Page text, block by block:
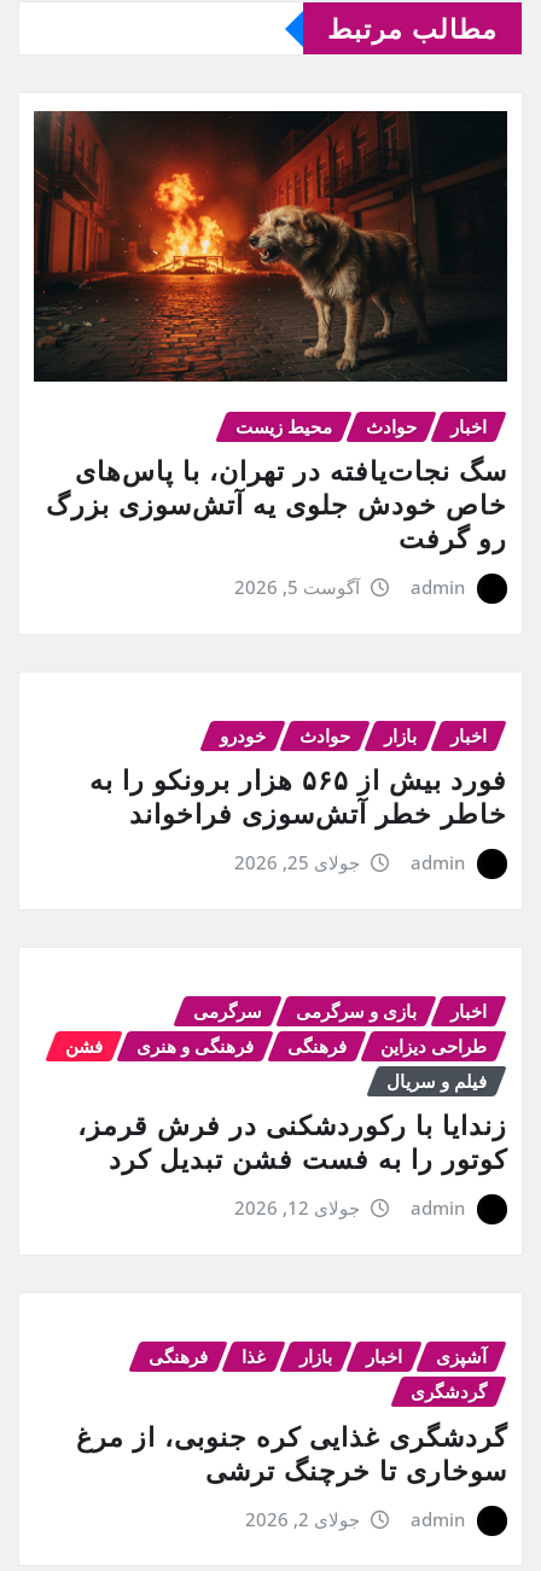
مطالب مرتبط
اخبار حوادث محیط زیست
سگ نجات‌یافته در تهران، با پاس‌های
خاص خودش جلوی یه آتش‌سوزی بزرگ
رو گرفت
admin آگوست 5, 2026
اخبار بازار حوادث خودرو
فورد بیش از ۵۶۵ هزار برونکو را به
خاطر خطر آتش‌سوزی فراخواند
admin جولای 25, 2026
اخبار بازی و سرگرمی
سرگرمی
طراحی دیزاین
فرهنگی فرهنگی و هنری
فشن
فیلم و سریال
زندایا با رکوردشکنی در فرش قرمز،
کوتور را به فست فشن تبدیل کرد
admin جولای 12, 2026
آشپزی اخبار بازار غذا
فرهنگی
گردشگری
گردشگری غذایی کره جنوبی، از مرغ
سوخاری تا خرچنگ ترشی
admin جولای 2, 2026